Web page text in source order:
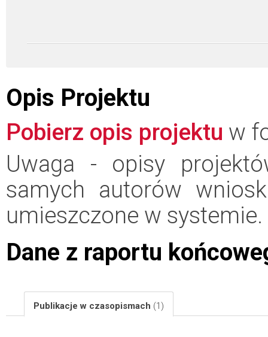
Opis Projektu
Pobierz opis projektu w
Uwaga - opisy
samych autorów
umieszczone w systemie.
Dane z raportu
Publikacje w czasopismach (1)